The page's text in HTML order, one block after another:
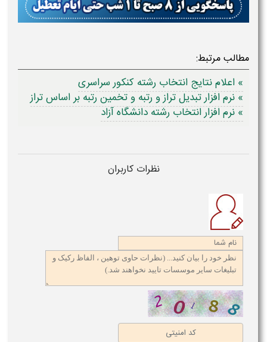
مطالب مرتبط:
» اعلام نتایج انتخاب رشته کنکور سراسری
» نرم افزار تبدیل تراز و رتبه و تخمین رتبه بر اساس تراز
» نرم افزار انتخاب رشته دانشگاه آزاد
نظرات کاربران